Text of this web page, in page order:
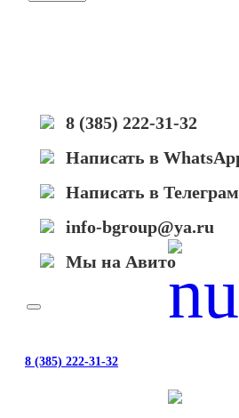
8 (385) 222-31-32
Написать в
Написать в
info-bgroup@ya.ru
Мы на Авито
8 (385) 222-31-32